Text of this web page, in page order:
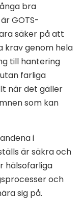
bra
GOTS-
säker på att
krav genom hela
till hantering
farliga
när det gäller
som kan
i
är säkra och
hälsofarliga
och
sig på.